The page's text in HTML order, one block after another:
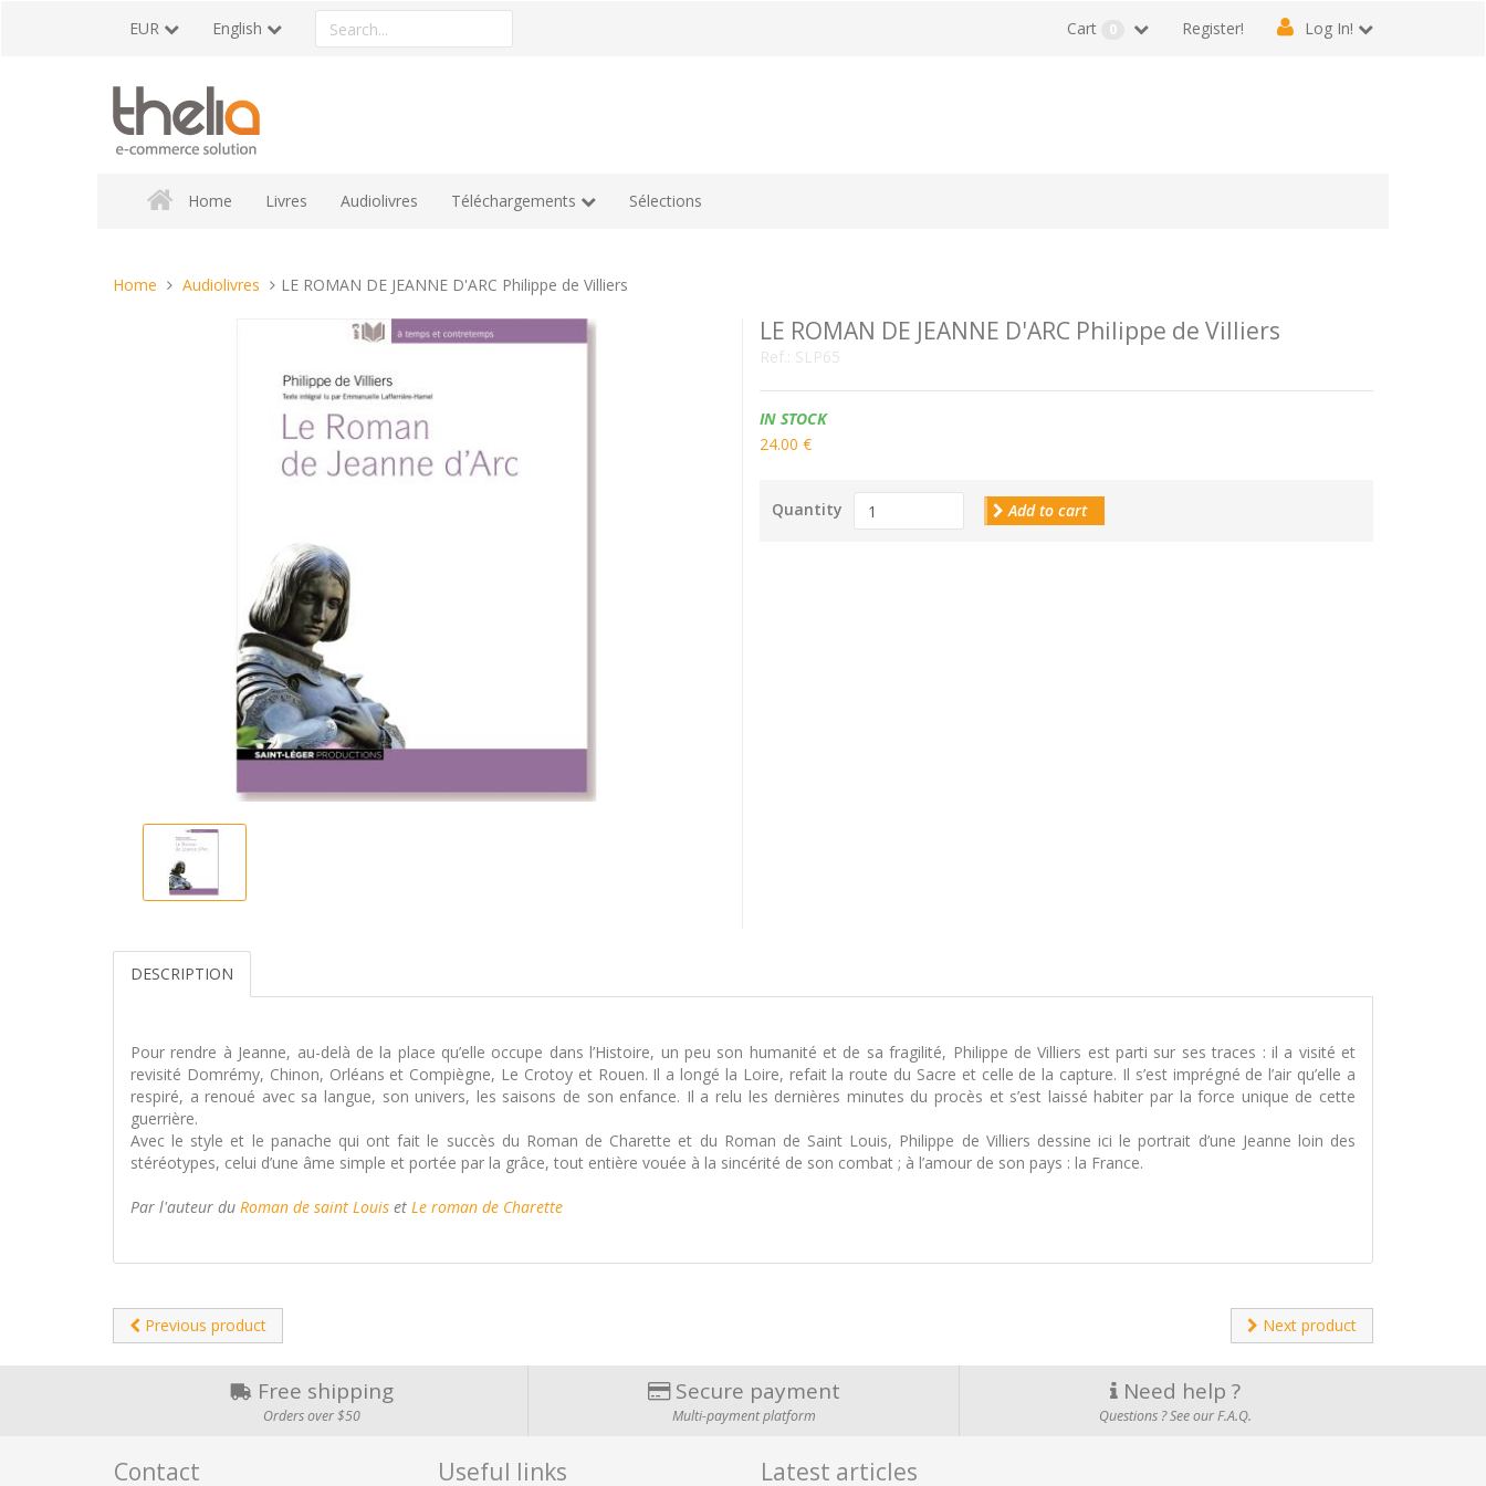
EUR English
Search
a
Register! Log In!
Cart 0
Home Livres Audiolivres Téléchargements Sélections
You
Home Audiolivres LE ROMAN DE JEANNE D'ARC Philippe de Villiers
LE ROMAN DE JEANNE D'ARC Philippe de Villiers
Ref.: SLP65
Availability:
IN STOCK
24.00 €
Quantity Add to cart
DESCRIPTION
Pour rendre à Jeanne, au-delà de la place qu’elle occupe dans l’Histoire, un peu son humanité et de sa fragilité, Philippe de Villiers est parti sur ses traces : il a visité et
revisité Domrémy, Chinon, Orléans et Compiègne, Le Crotoy et Rouen. Il a longé la Loire, refait la route du Sacre et celle de la capture. Il s’est imprégné de l’air qu’elle a
respiré, a renoué avec sa langue, son univers, les saisons de son enfance. Il a relu les dernières minutes du procès et s’est laissé habiter par la force unique de cette
guerrière.
Avec le style et le panache qui ont fait le succès du Roman de Charette et du Roman de Saint Louis, Philippe de Villiers dessine ici le portrait d’une Jeanne loin des
stéréotypes, celui d’une âme simple et portée par la grâce, tout entière vouée à la sincérité de son combat ; à l’amour de son pays : la France.
Par l'auteur du Roman de saint Louis et Le roman de Charette
Previous product Next product
Free shipping
Orders over $50
Secure payment
Multi-payment platform
Need help ?
Questions ? See our F.A.Q.
Contact Useful links Latest articles